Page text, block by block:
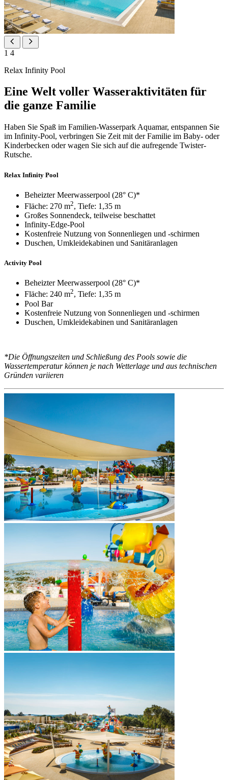
1 4
Relax Infinity Pool
Eine Welt voller Wasseraktivitäten für
die ganze Familie
Haben Sie Spaß im Familien-Wasserpark Aquamar, entspannen Sie
im Infinity-Pool, verbringen Sie Zeit mit der Familie im Baby- oder
Kinderbecken oder wagen Sie sich auf die aufregende Twister-
Rutsche.
Relax Infinity Pool
Beheizter Meerwasserpool (28° C)*
Fläche: 270 m2, Tiefe: 1,35 m
Großes Sonnendeck, teilweise beschattet
Infinity-Edge-Pool
Kostenfreie Nutzung von Sonnenliegen und -schirmen
Duschen, Umkleidekabinen und Sanitäranlagen
Activity Pool
Beheizter Meerwasserpool (28° C)*
Fläche: 240 m2, Tiefe: 1,35 m
Pool Bar
Kostenfreie Nutzung von Sonnenliegen und -schirmen
Duschen, Umkleidekabinen und Sanitäranlagen
*Die Öffnungszeiten und Schließung des Pools sowie die
Wassertemperatur können je nach Wetterlage und aus technischen
Gründen variieren